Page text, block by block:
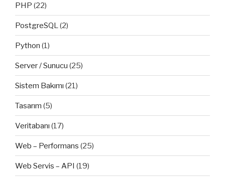
PHP (22)
PostgreSQL(2)
Python (1)
Server / Sunucu (25)
Sistem Bakımı (21)
Tasarım (5)
Veritabanı (17)
Web – Performans (25)
Web Servis – API (19)